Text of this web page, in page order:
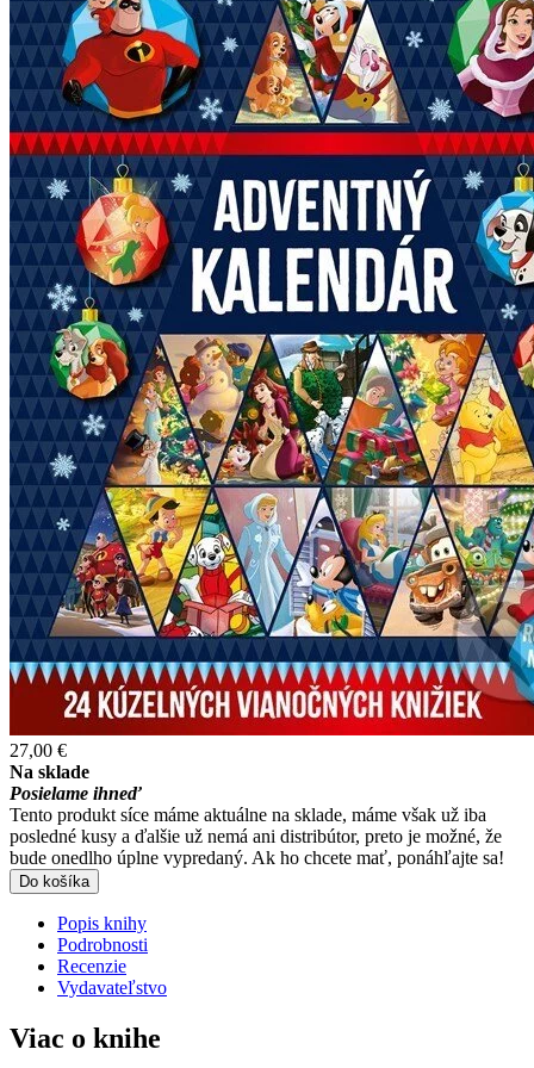
27,00 €
Na sklade
Posielame ihneď
Tento produkt síce máme aktuálne na sklade, máme však už iba
posledné kusy a ďalšie už nemá ani distribútor, preto je možné, že
bude onedlho úplne vypredaný. Ak ho chcete mať, ponáhľajte sa!
Do košíka
Popis knihy
Podrobnosti
Recenzie
Vydavateľstvo
Viac o knihe